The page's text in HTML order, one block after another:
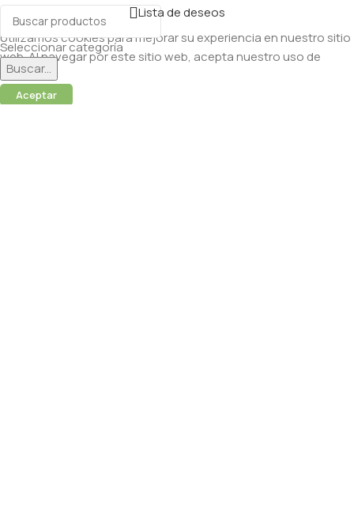
Seleccionar categoría
Buscar...
Lista de deseos
Utilizamos cookies para mejorar su experiencia en nuestro sitio
web. Al navegar por este sitio web, acepta nuestro uso de
cookies.
Aceptar